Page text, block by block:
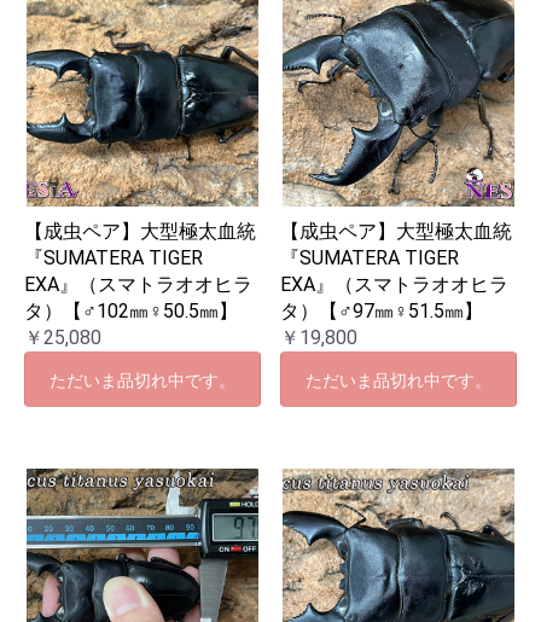
【成虫ペア】大型極太血統
『SUMATERA TIGER
EXA』（スマトラオオヒラ
タ）【♂102㎜♀50.5㎜】
￥25,080
ただいま品切れ中です。
【成虫ペア】大型極太血統
『SUMATERA TIGER
EXA』（スマトラオオヒラ
タ）【♂97㎜♀51.5㎜】
￥19,800
ただいま品切れ中です。